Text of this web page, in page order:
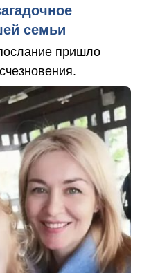
семьи
пришло